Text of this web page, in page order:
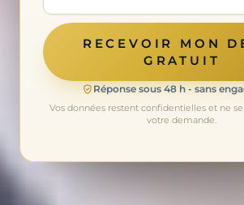
RECEVOIR MON
GRATUIT
Réponse sous 48 h - sans
Vos données restent confidentielles et ne
votre demande.